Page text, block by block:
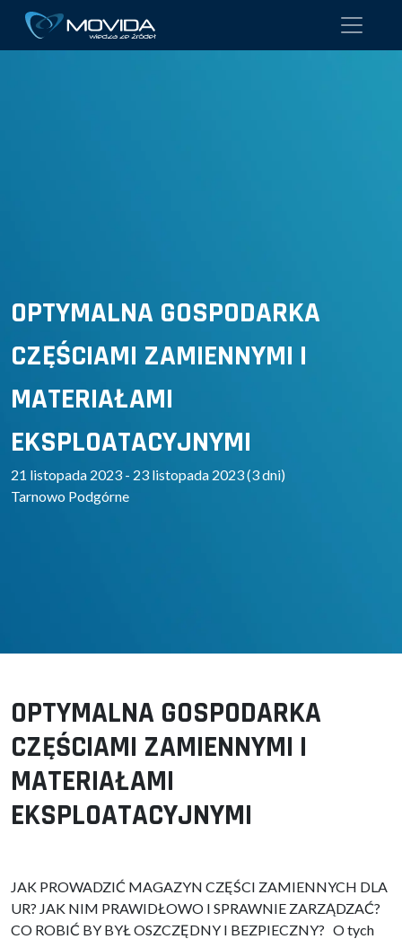
OPTYMALNA GOSPODARKA
CZĘŚCIAMI ZAMIENNYMI I
MATERIAŁAMI
EKSPLOATACYJNYMI
21 listopada 2023 - 23 listopada 2023 (3 dni)
Tarnowo Podgórne
OPTYMALNA GOSPODARKA
CZĘŚCIAMI ZAMIENNYMI I
MATERIAŁAMI
EKSPLOATACYJNYMI
JAK PROWADZIĆ MAGAZYN CZĘŚCI ZAMIENNYCH DLA
UR? JAK NIM PRAWIDŁOWO I SPRAWNIE ZARZĄDZAĆ?
CO ROBIĆ BY BYŁ OSZCZĘDNY I BEZPIECZNY? O tych